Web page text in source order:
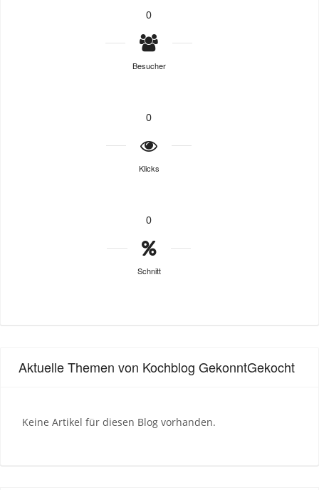
0
Besucher
0
Klicks
0
Schnitt
Aktuelle Themen von Kochblog GekonntGekocht
Keine Artikel für diesen Blog vorhanden.